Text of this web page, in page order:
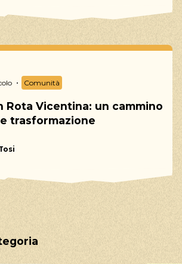
Comunità
Rota Vicentina: un cammino
trasformazione